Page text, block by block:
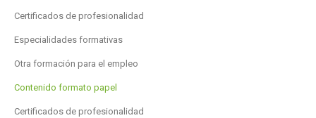
Certificados de profesionalidad
Especialidades formativas
Otra formación para el empleo
Contenido formato papel
Certificados de profesionalidad